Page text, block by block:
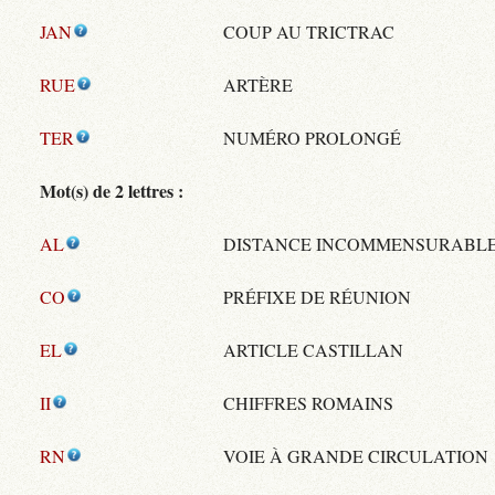
JAN COUP AU TRICTRAC
RUE ARTÈRE
TER NUMÉRO PROLONGÉ
Mot(s) de 2 lettres :
AL DISTANCE
CO PRÉFIXE DE RÉUNION
EL ARTICLE CASTILLAN
II CHIFFRES ROMAINS
RN VOIE À GRANDE CIRCULATION